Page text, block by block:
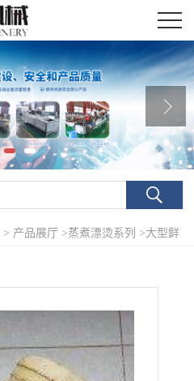
> 产品展厅 >蒸煮漂烫系列 >大型鲜